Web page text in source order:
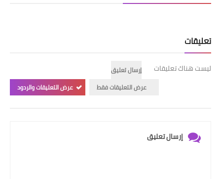
تعليقات
ليست هناك تعليقات
إرسال تعليق
عرض التعليقات فقط
عرض التعليقات والردود
إرسال تعليق